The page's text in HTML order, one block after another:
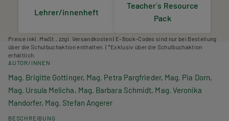
Lehrer/innenheft
Teacher´s Resource
Pack
Preise inkl. MwSt., zzgl. Versandkosten | E-Book-Codes sind nur bei Bestellung
über die Schulbuchaktion enthalten. | *Exklusiv über die Schulbuchaktion
erhältlich.
AUTOR/INNEN
Mag. Brigitte Gottinger, Mag. Petra Pargfrieder, Mag. Pia Dorn,
Mag. Ursula Melicha, Mag. Barbara Schmidt, Mag. Veronika
Mandorfer, Mag. Stefan Angerer
BESCHREIBUNG